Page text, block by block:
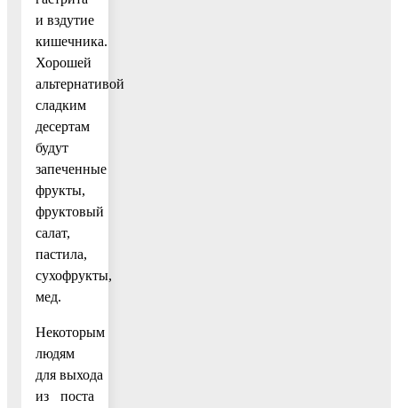
и вздутие
кишечника.
Хорошей
альтернативой
сладким
десертам
будут
запеченные
фрукты,
фруктовый
салат,
пастила,
сухофрукты,
мед.
Некоторым
людям
для выхода
из поста